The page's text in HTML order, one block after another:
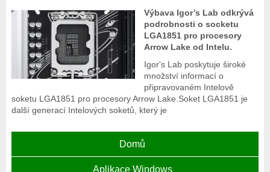
Výbava Igor’s Lab odkrývá
podrobnosti o socketu
LGA1851 pro procesory
Arrow Lake od Intelu.
Igor's Lab poskytuje široké
množství informací o
připravovaném Intelově
soketu LGA1851 pro procesory Arrow Lake.Soket LGA1851 je
další generací Intelových soketů, který je
Domů
Aplikace Windows